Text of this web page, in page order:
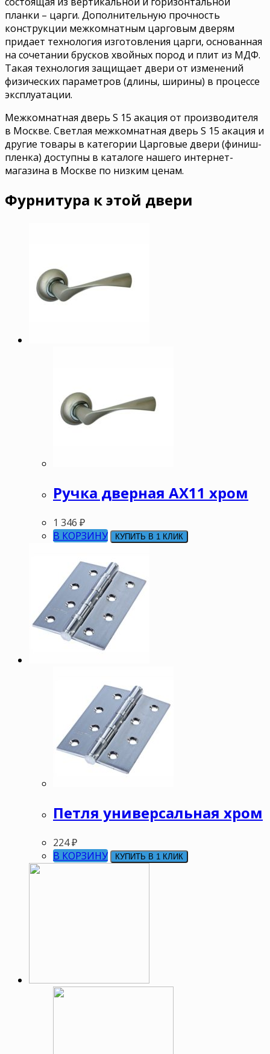
планки – царги. Дополнительную прочность
конструкции межкомнатным царговым дверям
придает технология изготовления царги, основанная
на сочетании брусков хвойных пород и плит из МДФ.
Такая технология защищает двери от изменений
физических параметров (длины, ширины) в процессе
эксплуатации.
Межкомнатная дверь S 15 акация от производителя
в Москве. Светлая межкомнатная дверь S 15 акация и
другие товары в категории Царговые двери (финиш-
пленка) доступны в каталоге нашего интернет-
магазина в Москве по низким ценам.
Фурнитура к этой двери
Ручка дверная АХ11 хром
1 346 ₽
В КОРЗИНУ
КУПИТЬ В 1 КЛИК
Петля универсальная хром
224₽
В КОРЗИНУ
КУПИТЬ В 1 КЛИК